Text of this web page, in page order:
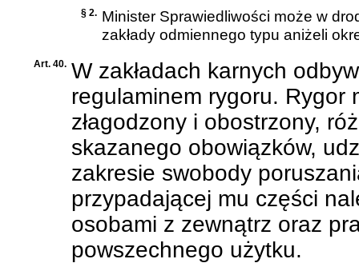
§ 2. Minister Sprawiedliwości może w
zakłady odmiennego typu aniżeli
Art. 40. W zakładach karnych
regulaminem rygoru. Rygor
złagodzony i obostrzony,
skazanego obowiązków,
zakresie swobody
przypadającej mu części
osobami z zewnątrz oraz
powszechnego użytku.